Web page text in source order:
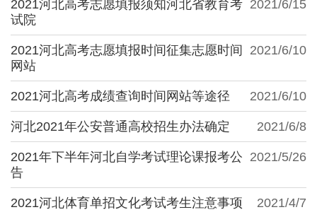
2021/6/15
2021河北高考志愿填报须知河北省教育考
试院
2021/6/10
2021河北高考志愿填报时间征集志愿时间
网站
2021/6/10
2021河北高考成绩查询时间网站等途径
2021/6/8
河北2021年公安普通高校招生办法确定
2021/5/26
2021年下半年河北自学考试理论课报考公
告
2021/4/7
2021河北体育单招文化考试考生注意事项